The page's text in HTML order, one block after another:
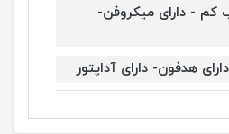
کم - دارای میکروفن-
هدفون- دارای آداپتور